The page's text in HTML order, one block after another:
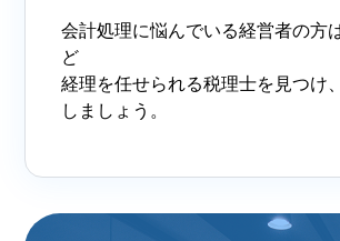
会計処理に悩んでいる経営者の方
ど
経理を任せられる税理士を見つけ
しましょう。